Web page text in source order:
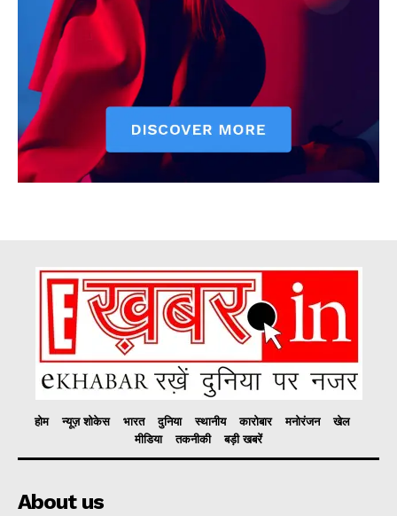
होम न्यूज़ शोकेस भारत दुनिया स्थानीय कारोबार मनोरंजन
खेल
मीडिया
तकनीकी बड़ी खबरें
About us